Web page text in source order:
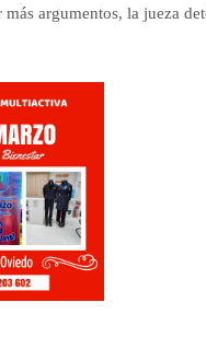
más argumentos, la jueza